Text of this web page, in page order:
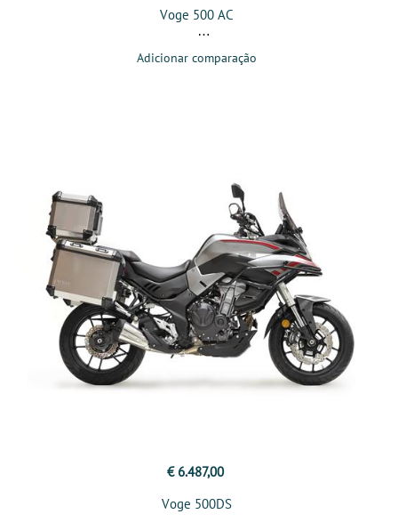
Voge 500 AC
Adicionar comparação
€ 6.487,00
Voge 500DS